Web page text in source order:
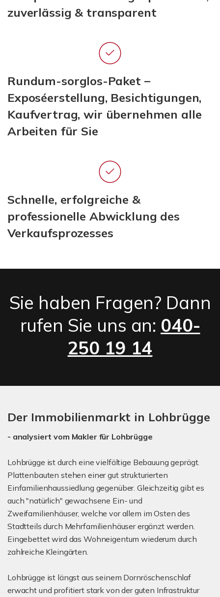
zuverlässig & transparent
Rundum-sorglos-Paket –
Exposéerstellung, Besichtigungen,
Kaufvertrag, wir übernehmen alle
Arbeiten für Sie
Schnelle, erfolgreiche &
professionelle Abwicklung des
Verkaufsprozesses
Sie haben Fragen? Dann
rufen Sie uns an: 040-
250 19 14
Der Immobilienmarkt in Lohbrügge
- analysiert vom Makler für Lohbrügge
Lohbrügge ist durch eine vielfältige Bebauung geprägt.
Plattenbauten stehen einer gut strukturierten
Einfamilienhaussiedlung gegenüber. Gleichzeitig gibt es
auch "natürlich" gewachsene Ein- und
Zweifamilienhäuser, welche vor allem im Osten des
Stadtteils durch Mehrfamilienhäuser ergänzt werden.
Eingebettet wird das Wohneigentum wiederum durch
zahlreiche Kleingärten.
Lohbrügge ist längst aus seinem Dornröschenschlaf
erwacht und profitiert stark von der guten Infrastruktur